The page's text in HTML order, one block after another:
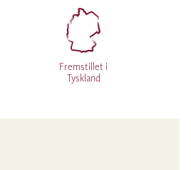
Fremstillet i
Tyskland